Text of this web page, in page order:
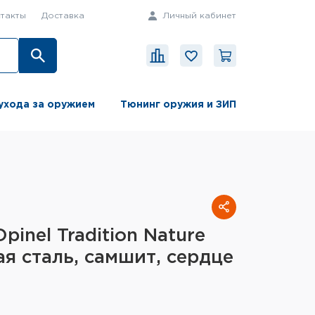
Доставка Личный кабинет
за оружием Тюнинг оружия и ЗИП
Tradition Nature
сталь, самшит, сердце